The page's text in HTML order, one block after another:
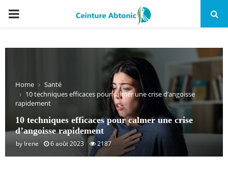
PRIMARY
Home
Santé
10 techniques efficaces pour calmer une crise d’angoisse
rapidement
10 techniques efficaces pour calmer une crise
d’angoisse rapidement
by Irene 6 août 2023 2187